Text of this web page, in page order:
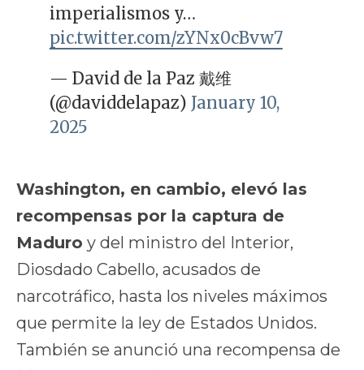
imperialismos y…
pic.twitter.com/zYNx0cBvw7
— David de la Paz 戴维
(@daviddelapaz) January 10,
2025
Washington, en cambio, elevó las
recompensas por la captura de
Maduro y del ministro del Interior,
Diosdado Cabello, acusados de
narcotráfico, hasta los niveles máximos
que permite la ley de Estados Unidos.
También se anunció una recompensa de